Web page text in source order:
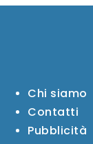
Chi siamo
Contatti
Pubblicità